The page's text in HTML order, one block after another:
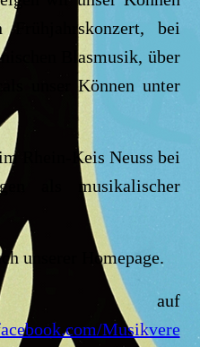
Frühjahrskonzert, bei
Blasmusik, über
unser Können unter
Rhein-Keis Neuss bei
als musikalischer
unserer Homepage.
auf
Musikvere